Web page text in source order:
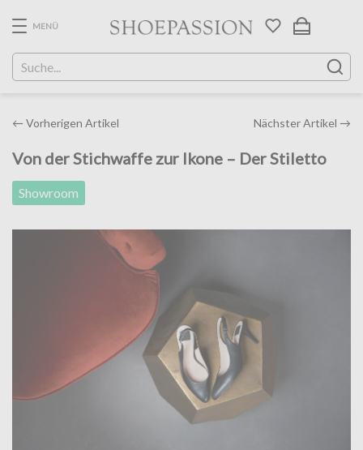
content
MENÜ
Post
← Vorherigen Artikel Nächster Artikel →
Von der Stichwaffe zur Ikone – Der Stiletto
Showroom